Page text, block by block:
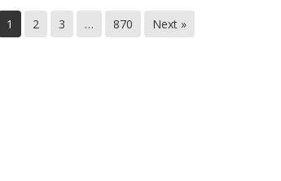
1 2 3 … 870 Next »